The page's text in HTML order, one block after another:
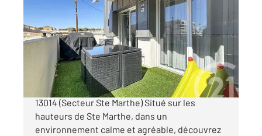
, 4 pièces
Ref : 9493
Appartement Duplex à vendre
267 000 €
À vendre Appartement T4 en duplex Marseille
13014 (Secteur Ste Marthe) Situé sur les
hauteurs de Ste Marthe, dans un
environnement calme et agréable, découvrez